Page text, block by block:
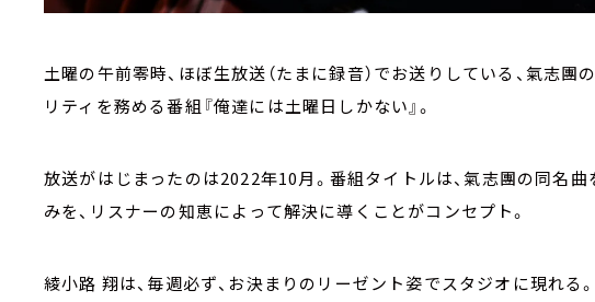
土曜の午前零時、ほぼ生放送（たまに録音）でお送りしている、氣志
リティを務める番組『俺達には土曜日しかない』。
放送がはじまったのは2022年10月。番組タイトルは、氣志團の同名
みを、リスナーの知恵によって解決に導くことがコンセプト。
綾小路 翔は、毎週必ず、お決まりのリーゼント姿でスタジオに現れる。